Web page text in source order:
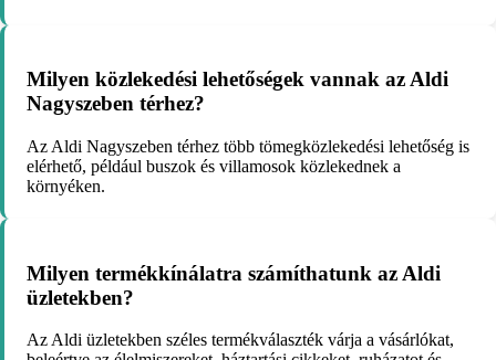
Milyen közlekedési lehetőségek vannak az Aldi
Nagyszeben térhez?
Az Aldi Nagyszeben térhez több tömegközlekedési lehetőség is
elérhető, például buszok és villamosok közlekednek a
környéken.
Milyen termékkínálatra számíthatunk az Aldi
üzletekben?
Az Aldi üzletekben széles termékválaszték várja a vásárlókat,